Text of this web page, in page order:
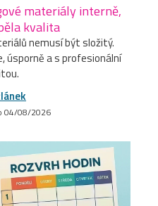
materiály interně,
kvalita
nemusí být složitý.
úsporně a s profesionální
04/08/2026